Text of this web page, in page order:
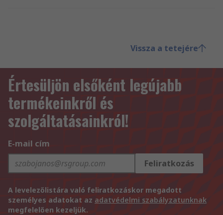
Vissza a tetejére
Értesüljön elsőként legújabb
termékeinkről és
szolgáltatásainkról!
E-mail cím
Feliratkozás
A levelezőlistára való feliratkozáskor megadott
személyes adatokat az adatvédelmi szabályzatunknak
megfelelően kezeljük.